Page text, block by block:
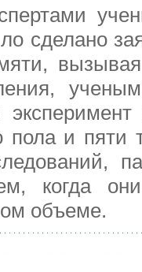
сделано
пола и
когда
объеме.